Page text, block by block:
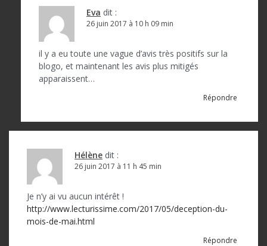
Eva dit :
26 juin 2017 à 10 h 09 min
il y a eu toute une vague d’avis très positifs sur la
blogo, et maintenant les avis plus mitigés
apparaissent…
Répondre
Hélène dit :
26 juin 2017 à 11 h 45 min
Je n’y ai vu aucun intérêt !
http://www.lecturissime.com/2017/05/deception-du-
mois-de-mai.html
Répondre